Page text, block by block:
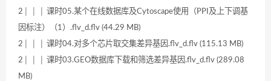
2│ │ │ 课时05.某个在线数据库及Cytoscape使用（PPI及上下调基
因标注）（1）.flv_d.flv (44.29 MB)
2│ │ │ 课时04.对多个芯片取交集差异基因.flv_d.flv (115.13 MB)
2│ │ │ 课时03.GEO数据库下载和筛选差异基因.flv_d.flv (289.08
MB)